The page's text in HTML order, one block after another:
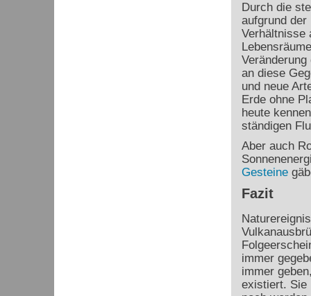
Durch die
aufgrund
Verhältnisse
an diese
und neue
Erde ohne
heute
ständigen
Aber auch
Gesteine
Fazit
immer
immer
existiert. Sie